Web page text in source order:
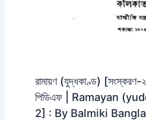
রামায়ণ (যুদ্ধকাণ্ড) [সংস্করণ-২]
পিডিএফ | Ramayan
2] : By Balmiki